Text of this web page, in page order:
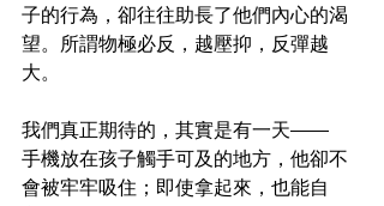
子的行為，卻往往助長了他們內心的渴
望。所謂物極必反，越壓抑，反彈越
大。
我們真正期待的，其實是有一天——
手機放在孩子觸手可及的地方，他卻不
會被牢牢吸住；即使拿起來，也能自